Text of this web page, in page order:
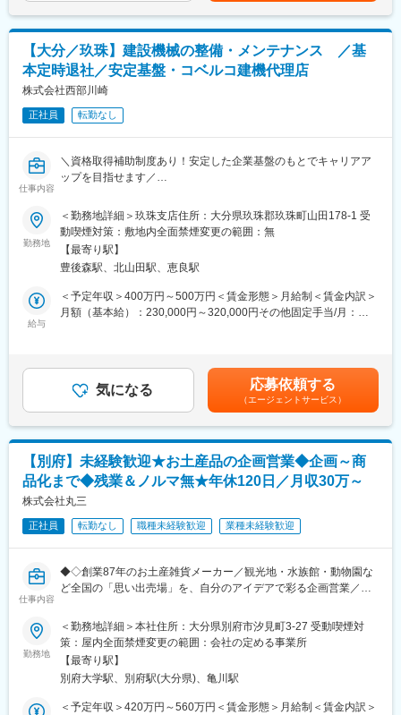
＜異業種からのご活躍も多数あり！＞
公務員や製造などの転職者が多く、入社してからノウハウを身に
着けていただくことが可能です。また、入社後営業から工場での
業務へキャリアチェンジされた事例もあり、経験や希望に応じて
調整も可能です。
いています。
メインです。拠点から1時間ほどかかる場合は直行直帰が可能で
す。
■組織構成：
現在31名が就業しており、60代4名、50代11名、40代7名、30代
5名、20代4名が在籍しています。全員男性です。
■特徴：
当社は、地域に根差し、時代の変化に合わせ自らも進化を続けな
がら、安定した業績を維持しています。県外転勤はありませんの
ができます。定時退社を心がけており、残業は月20時間以内で
す。住居手当、家族手当、退職金制度などの各種手当が充実して
おり、様々な研修制度も準備されています
【大分／玖珠】建設機械の整備・メンテナンス ／基
本定時退社／安定基盤・コベルコ建機代理店
株式会社西部川崎
正社員 転勤なし
仕事内容
＼資格取得補助制度あり！安定した企業基盤のもとでキャリアア
ップを目指せます／
■採用背景：
当社は新規販売がメインですが、今後の事業拡大として整備メン
テナンス部門の拡充を図りたいと考えています。将来的な中核と
して活躍いただける方を募集します。
■業務内容：
建設機械の整備、検査業務全般（油圧ショベル、ホイールローダ
- 発電機、溶接機など産業機械の整備
- 定期点検および修理業務
す。
■組織情報：
配属先には30代の工場長を含む整備スタッフ4名が在籍していま
す。（30代3名、50代1名）和気あいあいとした職場環境で、チー
ムワークを重視しながら業務を進めています。
■業務魅力：
・コベルコ様製品だけでなく、様々なメーカ様の製品や年式の新
しいものから古いものまで、多種多様な製品を取扱う専門的な業
・難しい反面、知識を習得していく度に面白みを感じられるとと
もに、販売した機械が、たくさんの顧客のもとで活躍し、顧客に
喜んでもらうことにやりがいを見つけることができます。
・地域の競合他社と比較して整備士（サービスマン）が多い体制
す。
勤務地
＜勤務地詳細＞玖珠支店住所：大分県玖珠郡玖珠町山田178-1 受
動喫煙対策：敷地内全面禁煙変更の範囲：無
【最寄り駅】
豊後森駅、北山田駅、恵良駅
給与
＜予定年収＞400万円～500万円＜賃金形態＞月給制＜賃金内訳＞
月額（基本給）：230,000円～320,000円その他固定手当/月：
の金額であり、選考を通じて上下する可能性があります。月給(月
額)は固定手当を含めた表記です。
気になる 応募依頼する
（エージェントサービス）
【別府】未経験歓迎★お土産品の企画営業◆企画～商
品化まで◆残業＆ノルマ無★年休120日／月収30万～
株式会社丸三
正社員 転勤なし 職種未経験歓迎 業種未経験歓迎
仕事内容
◆◇創業87年のお土産雑貨メーカー／観光地・水族館・動物園な
ど全国の「思い出売場」を、自分のアイデアで彩る企画営業／完
■入社後について
・先輩社員が同行し、OJT形式で手厚くフォローします！
■採用背景：
観光需要の回復とオリジナルブランド強化に伴い、企画提案型の
勤務地
＜勤務地詳細＞本社住所：大分県別府市汐見町3-27 受動喫煙対
策：屋内全面禁煙変更の範囲：会社の定める事業所
【最寄り駅】
別府大学駅、別府駅(大分県)、亀川駅
＜予定年収＞420万円～560万円＜賃金形態＞月給制＜賃金内訳＞